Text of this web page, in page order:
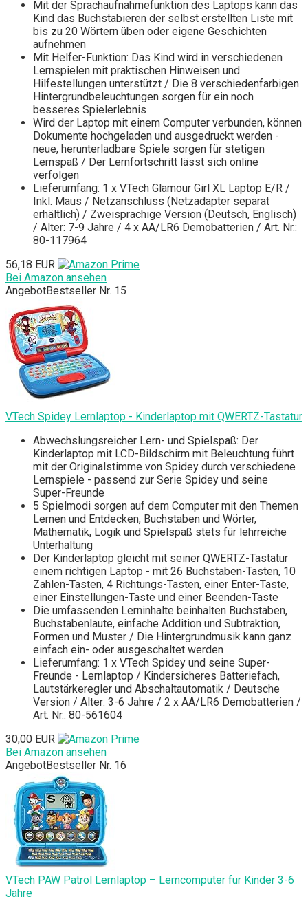
Mit der Sprachaufnahmefunktion des Laptops kann das
Kind das Buchstabieren der selbst erstellten Liste mit
bis zu 20 Wörtern üben oder eigene Geschichten
aufnehmen
Mit Helfer-Funktion: Das Kind wird in verschiedenen
Lernspielen mit praktischen Hinweisen und
Hilfestellungen unterstützt / Die 8 verschiedenfarbigen
Hintergrundbeleuchtungen sorgen für ein noch
besseres Spielerlebnis
Wird der Laptop mit einem Computer verbunden, können
Dokumente hochgeladen und ausgedruckt werden -
neue, herunterladbare Spiele sorgen für stetigen
Lernspaß / Der Lernfortschritt lässt sich online
verfolgen
Lieferumfang: 1 x VTech Glamour Girl XL Laptop E/R /
Inkl. Maus / Netzanschluss (Netzadapter separat
erhältlich) / Zweisprachige Version (Deutsch, Englisch)
/ Alter: 7-9 Jahre / 4 x AA/LR6 Demobatterien / Art. Nr.:
80-117964
56,18 EUR
Bei Amazon ansehen
AngebotBestseller Nr. 15
VTech Spidey Lernlaptop - Kinderlaptop mit QWERTZ-Tastatur
Abwechslungsreicher Lern- und Spielspaß: Der
Kinderlaptop mit LCD-Bildschirm mit Beleuchtung führt
mit der Originalstimme von Spidey durch verschiedene
Lernspiele - passend zur Serie Spidey und seine
Super-Freunde
5 Spielmodi sorgen auf dem Computer mit den Themen
Lernen und Entdecken, Buchstaben und Wörter,
Mathematik, Logik und Spielspaß stets für lehrreiche
Unterhaltung
Der Kinderlaptop gleicht mit seiner QWERTZ-Tastatur
einem richtigen Laptop - mit 26 Buchstaben-Tasten, 10
Zahlen-Tasten, 4 Richtungs-Tasten, einer Enter-Taste,
einer Einstellungen-Taste und einer Beenden-Taste
Die umfassenden Lerninhalte beinhalten Buchstaben,
Buchstabenlaute, einfache Addition und Subtraktion,
Formen und Muster / Die Hintergrundmusik kann ganz
einfach ein- oder ausgeschaltet werden
Lieferumfang: 1 x VTech Spidey und seine Super-
Freunde - Lernlaptop / Kindersicheres Batteriefach,
Lautstärkeregler und Abschaltautomatik / Deutsche
Version / Alter: 3-6 Jahre / 2 x AA/LR6 Demobatterien /
Art. Nr.: 80-561604
30,00 EUR
Bei Amazon ansehen
AngebotBestseller Nr. 16
VTech PAW Patrol Lernlaptop – Lerncomputer für Kinder 3-6
Jahre